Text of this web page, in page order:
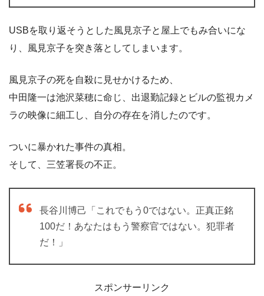
USBを取り返そうとした風見京子と屋上でもみ合いにな
り、風見京子を突き落としてしまいます。
風見京子の死を自殺に見せかけるため、
中田隆一は池沢菜穂に命じ、出退勤記録とビルの監視カメ
ラの映像に細工し、自分の存在を消したのです。
ついに暴かれた事件の真相。
そして、三笠署長の不正。
長谷川博己「これでもう0ではない。正真正銘
100だ！あなたはもう警察官ではない。犯罪者
だ！」
スポンサーリンク